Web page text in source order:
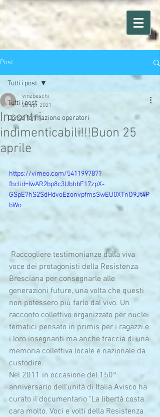
Post
Tutti i post
Corso formazione operatori
Tutti i post
Incontri
indimenticabili!!!Buon 25
aprile
vinzbeschi
25 apr 2021
https://vimeo.com/541199787?
fbclid=IwAR2bp8c3UbhbF17zpX-
GSpE7hS2SdHdvoEzonvpfmsSwEU0XTnO9Jt4P
bWo
voce dei protagonisti della Resistenza
Bresciana per consegnarle alle
generazioni future, una volta che questi
non potessero più farlo dal vivo. Un
racconto collettivo organizzato per nuclei
tematici pensato in primis per i ragazzi e
i loro insegnanti ma anche traccia di una
memoria collettiva locale e nazionale da
custodire.
Nel 2011 in occasione del 150°
anniversario dell'unità di Italia Avisco ha
curato il documentario "La libertà costa
cara molto. Voci e volti della Resistenza